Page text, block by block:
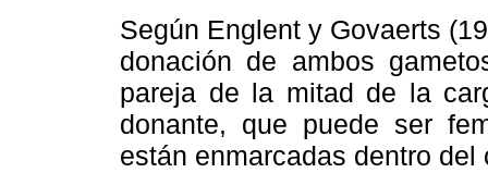
Según Englent y Govaerts
donación de ambos
pareja de la mitad de la
donante, que puede ser
están enmarcadas dentro